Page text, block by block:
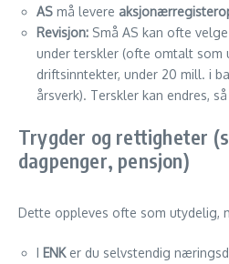
AS må levere
Revisjon: Små AS kan ofte
under terskler (ofte omtalt som
driftsinntekter, under 20 mill. i
årsverk). Terskler kan endres,
Trygder og rettigheter
dagpenger, pensjon)
Dette oppleves ofte som utydelig,
I ENKer du selvstendig